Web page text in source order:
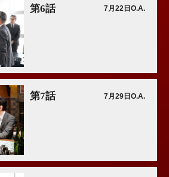
第6話 7月22日O.A.
第7話 7月29日O.A.